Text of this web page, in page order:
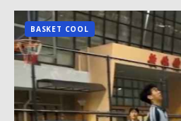
BASKET COOL